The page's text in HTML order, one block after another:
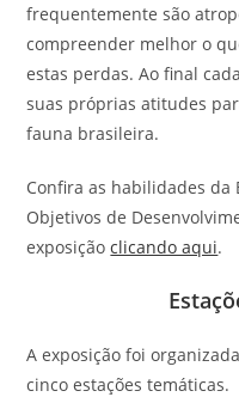
frequentemente são
compreender melhor o
estas perdas. Ao final
suas próprias atitudes
fauna brasileira.
Confira as habilidades da
Objetivos de
exposiçãoclicando aqui.
A exposição foi
cinco estações temáticas.